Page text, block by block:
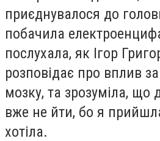
приєднувалося до
побачила
послухала, як Ігор
розповідає про вплив
мозку, та зрозуміла, що
вже не йти, бо я
хотіла.